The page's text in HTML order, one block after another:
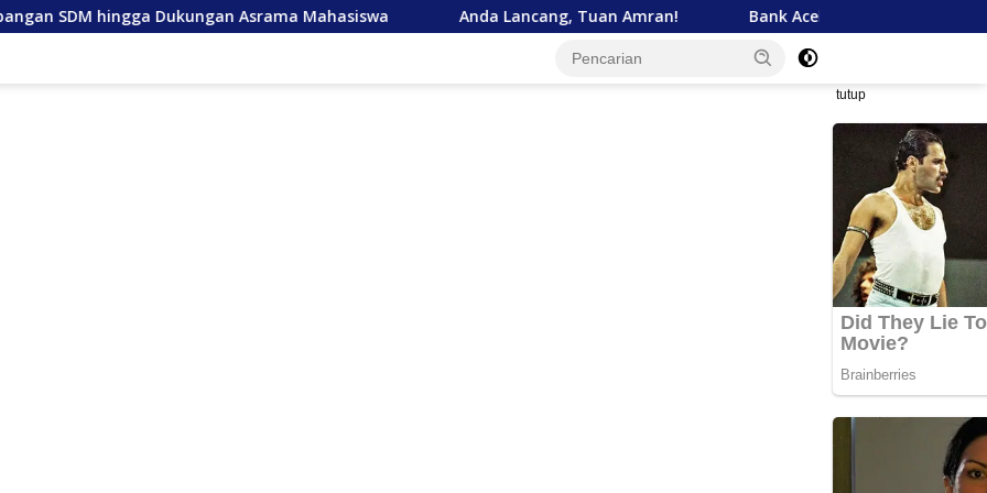
Dukungan Asrama Mahasiswa Anda Lancang, Tuan Amran! Bank Aceh Tegaskan Komitmen Dukung
tutup